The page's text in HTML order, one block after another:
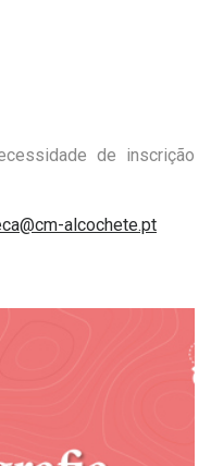
de inscrição
alcochete.pt